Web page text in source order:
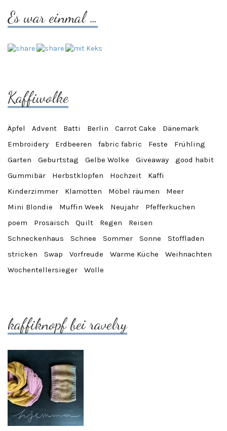
Es war einmal …
Kaffiwolke
Äpfel Advent Batti Berlin Carrot Cake
Dänemark
Embroidery
Erdbeeren fabric fabric Feste
Frühling
Garten
Geburtstag Gelbe Wolke Giveaway
good habit
Gummibär
Herbstklopfen Hochzeit
Kaffi
Kinderzimmer
Klamotten Möbel räumen
Meer
Mini Blondie
Muffin Week Neujahr
Pfefferkuchen
poem
Prosaisch Quilt Regen
Reisen
Schneckenhaus
Schnee Sommer Sonne
Stoffladen
stricken
Swap Vorfreude Warme Küche
Weihnachten
Wochentellersieger
Wolle
kaffiknopf bei ravelry